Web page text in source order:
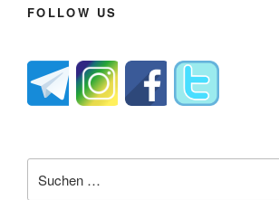
FOLLOW US
nach: